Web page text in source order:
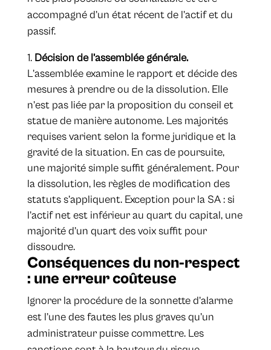
accompagné d’un état récent de l’actif et du
passif.
Décision de l’assemblée générale.
L’assemblée examine le rapport et décide des
mesures à prendre ou de la dissolution. Elle
n’est pas liée par la proposition du conseil et
statue de manière autonome. Les majorités
requises varient selon la forme juridique et la
gravité de la situation. En cas de poursuite,
une majorité simple suffit généralement. Pour
la dissolution, les règles de modification des
statuts s’appliquent. Exception pour la SA : si
l’actif net est inférieur au quart du capital, une
majorité d’un quart des voix suffit pour
dissoudre.
Conséquences du non-respect
: une erreur coûteuse
Ignorer la procédure de la sonnette d’alarme
est l’une des fautes les plus graves qu’un
administrateur puisse commettre. Les